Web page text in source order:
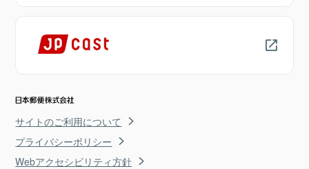
サイトのご利用について
プライバシーポリシー
Webアクセシビリティ方針